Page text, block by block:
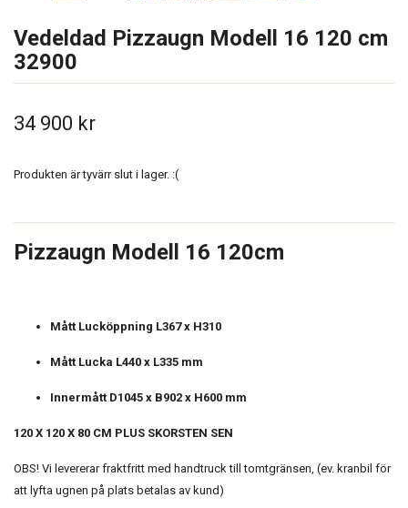
Vedeldad Pizzaugn Modell 16 120 cm
32900
34 900 kr
Produkten är tyvärr slut i lager. :(
Pizzaugn Modell 16 120cm
Mått Lucköppning L367 x H310
Mått Lucka L440 x L335 mm
Innermått D1045 x B902 x H600 mm
120 X 120 X 80 CM PLUS SKORSTEN SEN
OBS! Vi levererar fraktfritt med handtruck till tomtgränsen, (ev. kranbil för
att lyfta ugnen på plats betalas av kund)